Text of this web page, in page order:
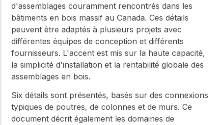
d'assemblages couramment rencontrés dans les
bâtiments en bois massif au Canada. Ces détails
peuvent être adaptés à plusieurs projets avec
différentes équipes de conception et différents
fournisseurs. L'accent est mis sur la haute capacité,
la simplicité d'installation et la rentabilité globale des
assemblages en bois.
Six détails sont présentés, basés sur des connexions
typiques de poutres, de colonnes et de murs. Ce
document décrit également les domaines de